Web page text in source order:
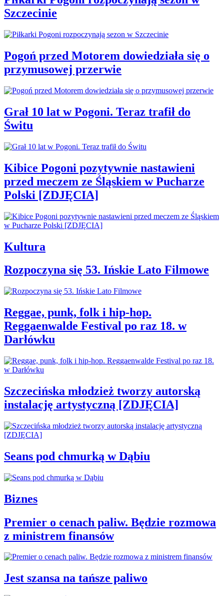
Szczecinie
Pogoń przed Motorem dowiedziała się o
przymusowej przerwie
Grał 10 lat w Pogoni. Teraz trafił do
Świtu
Kibice Pogoni pozytywnie nastawieni
przed meczem ze Śląskiem w Pucharze
Polski [ZDJĘCIA]
Kultura
Rozpoczyna się 53. Ińskie Lato Filmowe
Reggae, punk, folk i hip-hop.
Reggaenwalde Festival po raz 18. w
Darłówku
Szczecińska młodzież tworzy autorską
instalację artystyczną [ZDJĘCIA]
Seans pod chmurką w Dąbiu
Biznes
Premier o cenach paliw. Będzie rozmowa
z ministrem finansów
Jest szansa na tańsze paliwo